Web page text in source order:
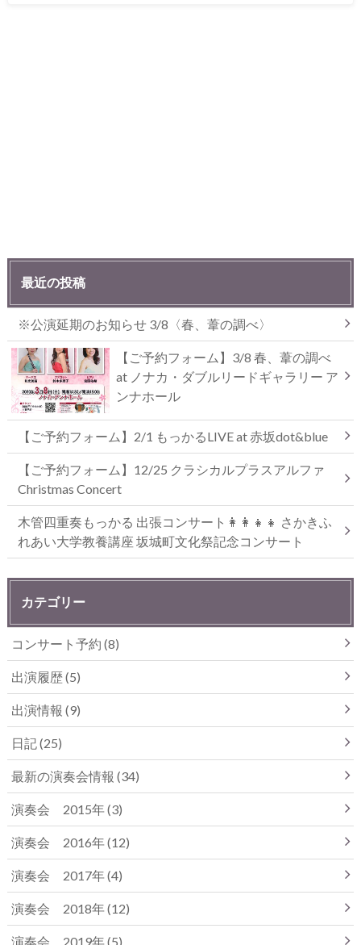
最近の投稿
※公演延期のお知らせ 3/8〈春、葦の調べ〉
【ご予約フォーム】3/8 春、葦の調べ
at ノナカ・ダブルリードギャラリー ア
ンナホール
【ご予約フォーム】2/1 もっかるLIVE at 赤坂dot&blue
【ご予約フォーム】12/25 クラシカルプラスアルファ
Christmas Concert
木管四重奏もっかる 出張コンサート👩‍👩‍👧‍👧 さかきふ
れあい大学教養講座 坂城町文化祭記念コンサート
カテゴリー
コンサート予約 (8)
出演履歴(5)
出演情報 (9)
日記 (25)
最新の演奏会情報 (34)
演奏会 2015年(3)
演奏会 2016年(12)
演奏会 2017年(4)
演奏会 2018年(12)
演奏会 2019年(5)